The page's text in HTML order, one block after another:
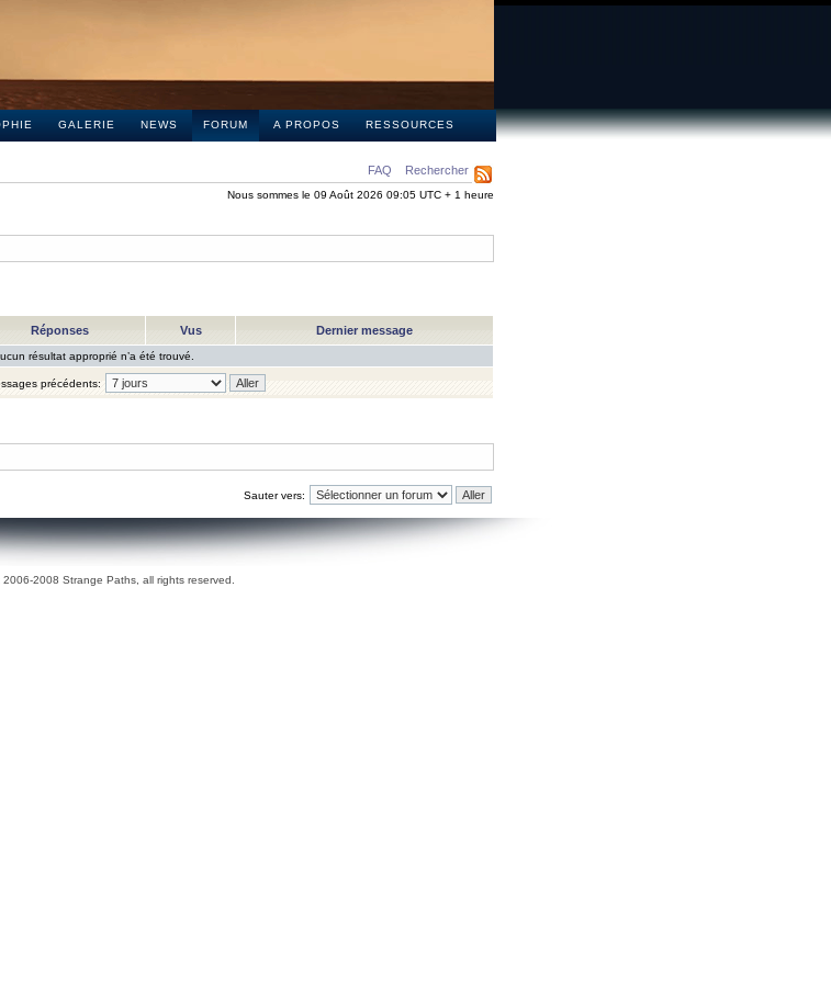
GALERIE NEWS FORUM A PROPOS RESSOURCES
FAQ Rechercher
Nous sommes le 09 Août 2026 09:05 UTC + 1 heure
Réponses Vus Dernier message
résultat approprié n’a été trouvé.
précédents:
Sauter vers:
2006-2008 Strange Paths, all rights reserved.